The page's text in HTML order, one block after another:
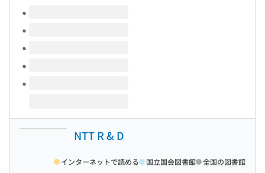
このタイトルの巻号
NTT R & D
インターネットで読める 国立国会図書館 全国の図書館